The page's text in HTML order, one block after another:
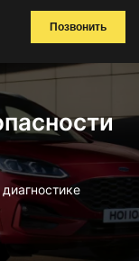
Позвонить